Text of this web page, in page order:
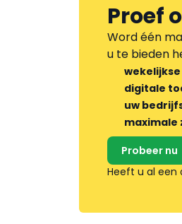
Proef
Word één
u te bieden
digitale
uw
Probeer nu
Heeft u al een